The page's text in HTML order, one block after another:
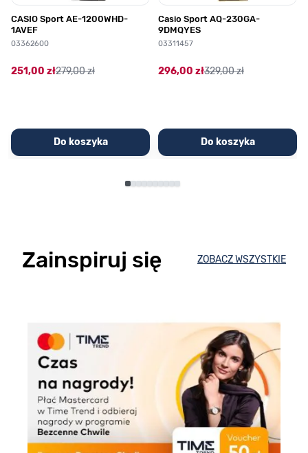
CASIO Sport AE-1200WHD-
1AVEF
03362600
251,00 zł279,00 zł
Do koszyka
Casio Sport AQ-230GA-
9DMQYES
03311457
296,00 zł329,00 zł
Do koszyka
Zainspiruj się ZOBACZ WSZYSTKIE